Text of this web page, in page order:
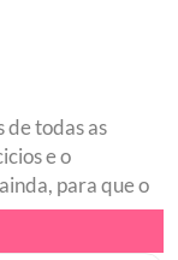
todas as
e o
para que o
O poste de
adultos e